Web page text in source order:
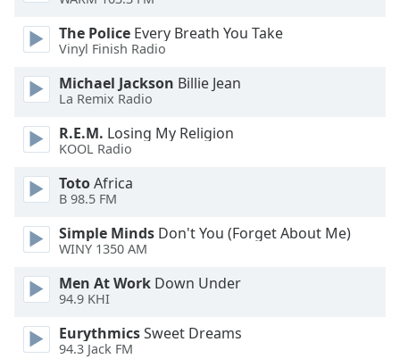
dialog
window.
cancel
and
close
window.
Text
Color
Opacity
Text
The Police Every Breath You Take
Vinyl Finish Radio
Michael Jackson Billie Jean
La Remix Radio
R.E.M. Losing My Religion
KOOL Radio
TotoAfrica
B 98.5 FM
Simple Minds Don't You (Forget About Me)
WINY 1350 AM
Men At Work Down Under
94.9 KHI
EurythmicsSweet Dreams
94.3 Jack FM